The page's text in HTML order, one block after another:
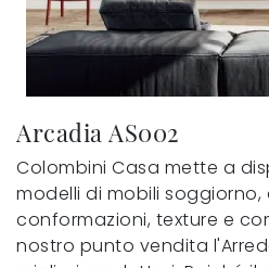
Arcadia AS002
Colombini Casa mette a
modelli di mobili soggiorno,
conformazioni, texture e
nostro punto vendita